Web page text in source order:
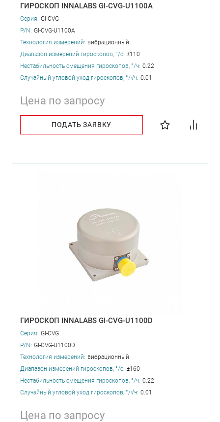
ГИРОСКОП INNALABS GI-CVG-U1100A
Серия: GI-CVG
P/N: GI-CVG-U1100A
Технология измерений: вибрационный
Диапазон измерений гироскопов, °/с: ±110
Нестабильность смещения гироскопов, °/ч: 0.22
Случайный угловой уход гироскопов, °/√ч: 0.01
Цена по запросу
ПОДАТЬ ЗАЯВКУ
ГИРОСКОП INNALABS GI-CVG-U1100D
Серия: GI-CVG
P/N: GI-CVG-U1100D
Технология измерений: вибрационный
Диапазон измерений гироскопов, °/с: ±160
Нестабильность смещения гироскопов, °/ч: 0.22
Случайный угловой уход гироскопов, °/√ч: 0.01
Цена по запросу